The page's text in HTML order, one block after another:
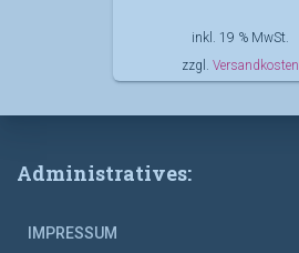
inkl. 19 % MwSt.
zzgl. Versandkosten
Administratives:
IMPRESSUM